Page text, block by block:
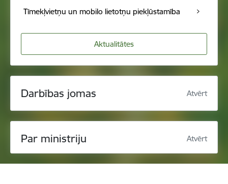
Tīmekļvietņu un mobilo lietotņu piekļūstamība
Aktualitātes
Darbības jomas Atvērt
Par ministriju Atvērt